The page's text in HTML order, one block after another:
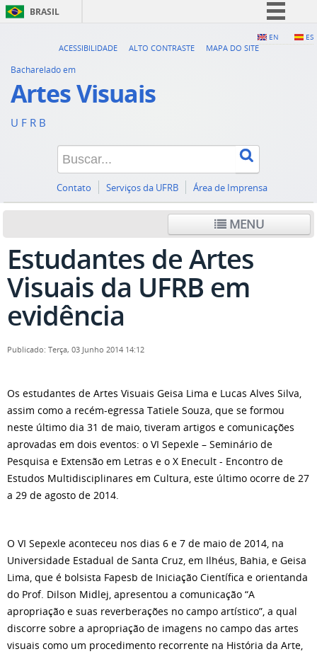
BRASIL
Canais
EN ES
ACESSIBILIDADE ALTO CONTRASTE MAPA DO SITE
Bacharelado em
Artes Visuais
U F R B
Contato Serviços da UFRB Área de Imprensa
MENU
Estudantes de Artes
Visuais da UFRB em
evidência
Publicado: Terça, 03 Junho 2014 14:12
Os estudantes de Artes Visuais Geisa Lima e Lucas Alves Silva,
assim como a recém-egressa Tatiele Souza, que se formou
neste último dia 31 de maio, tiveram artigos e comunicações
aprovadas em dois eventos: o VI Sepexle – Seminário de
Pesquisa e Extensão em Letras e o X Enecult - Encontro de
Estudos Multidisciplinares em Cultura, este último ocorre de 27
a 29 de agosto de 2014.
O VI Sepexle aconteceu nos dias 6 e 7 de maio de 2014, na
Universidade Estadual de Santa Cruz, em Ilhéus, Bahia, e Geisa
Lima, que é bolsista Fapesb de Iniciação Científica e orientanda
do Prof. Dilson Midlej, apresentou a comunicação “A
apropriação e suas reverberações no campo artístico”, a qual
discorre sobre a apropriação de imagens no campo das artes
visuais como um procedimento recorrente na História da Arte,